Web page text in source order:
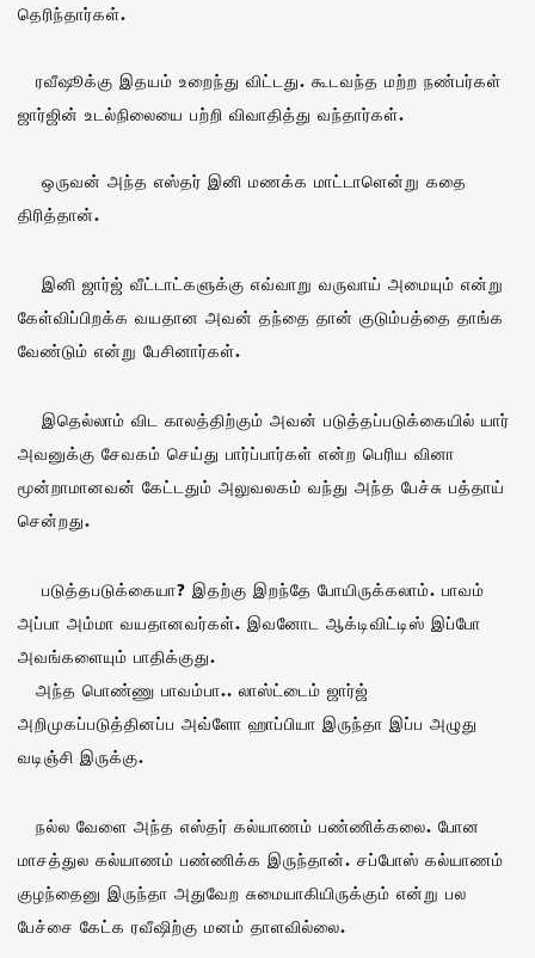
தெரிந்தார்கள்.
ரவீஷூக்கு இதயம் உறைந்து விட்டது. கூடவந்த மற்ற நண்பர்கள்
ஜார்ஜின் உடல்நிலையை பற்றி விவாதித்து வந்தார்கள்.
ஒருவன் அந்த எஸ்தர் இனி மணக்க மாட்டாளென்று கதை
திரித்தான்.
இனி ஜார்ஜ் வீட்டாட்களுக்கு எவ்வாறு வருவாய் அமையும் என்று
கேள்விப்பிறக்க வயதான அவன் தந்தை தான் குடும்பத்தை தாங்க
வேண்டும் என்று பேசினார்கள்.
இதெல்லாம் விட காலத்திற்கும் அவன் படுத்தப்படுக்கையில் யார்
அவனுக்கு சேவகம் செய்து பார்ப்பார்கள் என்ற பெரிய வினா
மூன்றாமானவன் கேட்டதும் அலுவலகம் வந்து அந்த பேச்சு பத்தாய்
சென்றது.
படுத்தபடுக்கையா? இதற்கு இறந்தே போயிருக்கலாம். பாவம்
அப்பா அம்மா வயதானவர்கள். இவனோட ஆக்டிவிட்டிஸ் இப்போ
அவங்களையும் பாதிக்குது.
அந்த பொண்ணு பாவம்பா.. லாஸ்ட்டைம் ஜார்ஜ்
அறிமுகப்படுத்தினப்ப அவ்ளோ ஹாப்பியா இருந்தா இப்ப அழுது
வடிஞ்சி இருக்கு.
நல்ல வேளை அந்த எஸ்தர் கல்யாணம் பண்ணிக்கலை. போன
மாசத்துல கல்யாணம் பண்ணிக்க இருந்தான். சப்போஸ் கல்யாணம்
குழந்தைனு இருந்தா அதுவேற சுமையாகியிருக்கும் என்று பல
பேச்சை கேட்க ரவீஷிற்கு மனம் தாளவில்லை.